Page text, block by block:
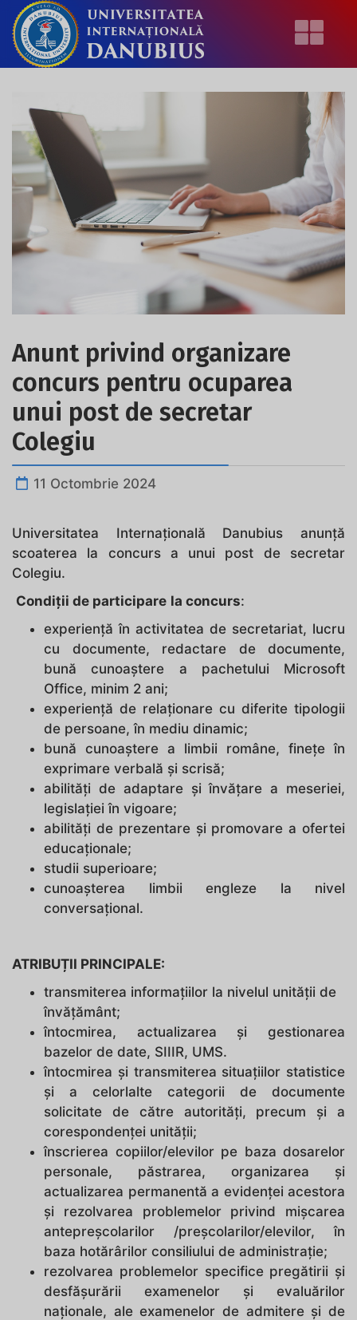
Anunt privind organizare
concurs pentru ocuparea
unui post de secretar
Colegiu
11 Octombrie 2024
Universitatea Internațională Danubius anunţă
scoaterea la concurs a unui post de secretar
Colegiu.
Condiţii de participare la concurs:
experiență în activitatea de secretariat, lucru
cu documente, redactare de documente,
bună cunoaștere a pachetului Microsoft
Office, minim 2 ani;
experiență de relaționare cu diferite tipologii
de persoane, în mediu dinamic;
bună cunoaștere a limbii române, finețe în
exprimare verbală și scrisă;
abilități de adaptare și învățare a meseriei,
legislației în vigoare;
abilități de prezentare și promovare a ofertei
educaționale;
studii superioare;
cunoașterea limbii engleze la nivel
conversațional.
ATRIBUȚII PRINCIPALE:
transmiterea informaţiilor la nivelul unităţii de
învăţământ;
întocmirea, actualizarea şi gestionarea
bazelor de date, SIIIR, UMS.
întocmirea şi transmiterea situaţiilor statistice
şi a celorlalte categorii de documente
solicitate de către autorităţi, precum şi a
corespondenţei unităţii;
înscrierea copiilor/elevilor pe baza dosarelor
personale, păstrarea, organizarea şi
actualizarea permanentă a evidenţei acestora
şi rezolvarea problemelor privind mişcarea
antepreşcolarilor /preşcolarilor/elevilor, în
baza hotărârilor consiliului de administraţie;
rezolvarea problemelor specifice pregătirii şi
desfăşurării examenelor şi evaluărilor
naţionale, ale examenelor de admitere şi de